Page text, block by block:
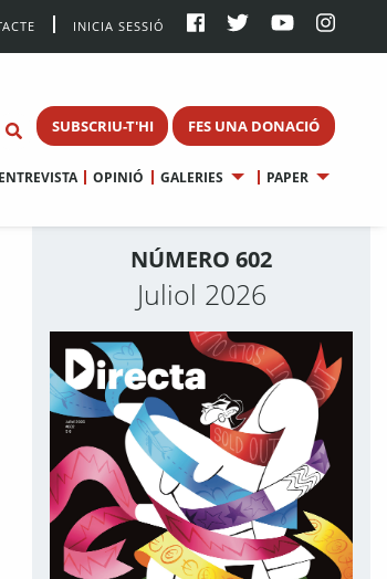
INICIA SESSIÓ
SUBSCRIU-T'HI FES UNA DONACIÓ
ENTREVISTA OPINIÓ GALERIES PAPER
NÚMERO 602
Juliol 2026